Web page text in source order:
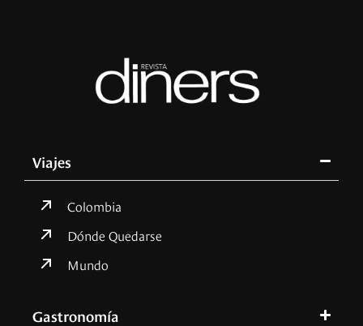
Viajes
Colombia
Dónde Quedarse
Mundo
Gastronomía